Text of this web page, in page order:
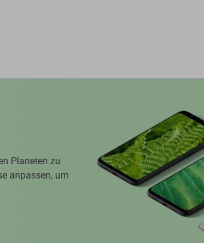
Planeten zu
anpassen, um